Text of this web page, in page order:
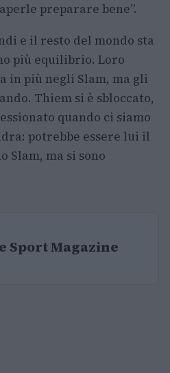
preparare bene”.
e il resto del mondo sta
più equilibrio. Loro
in più negli Slam, ma gli
Thiem si è sbloccato,
quando ci siamo
potrebbe essere lui il
Slam, ma si sono
Sport Magazine